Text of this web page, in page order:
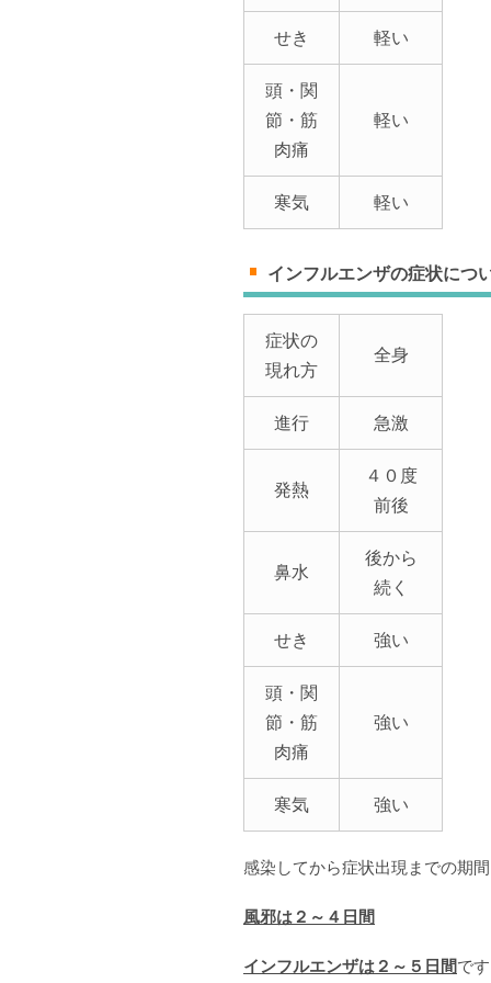
せき 軽い
頭・関
節・筋
肉痛
軽い
寒気 軽い
インフルエンザの症状につ
症状の
現れ方
全身
進行 急激
発熱
４０度
前後
鼻水
後から
続く
せき 強い
頭・関
節・筋
肉痛
強い
寒気 強い
感染してから症状出現までの期
風邪は２～４日間
インフルエンザは２～５日間で